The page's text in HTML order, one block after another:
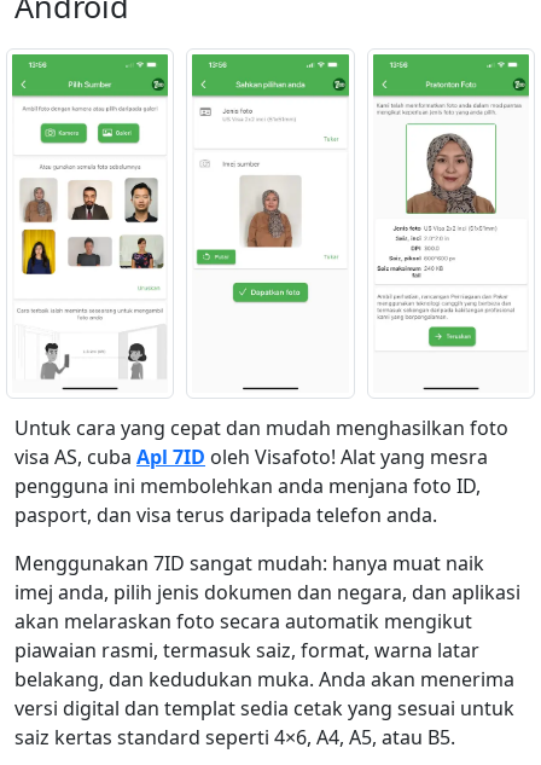
Untuk cara yang cepat dan mudah menghasilkan foto
visa AS, cuba Apl 7ID oleh Visafoto! Alat yang mesra
pengguna ini membolehkan anda menjana foto ID,
pasport, dan visa terus daripada telefon anda.
Menggunakan 7ID sangat mudah: hanya muat naik
imej anda, pilih jenis dokumen dan negara, dan aplikasi
akan melaraskan foto secara automatik mengikut
piawaian rasmi, termasuk saiz, format, warna latar
belakang, dan kedudukan muka. Anda akan menerima
versi digital dan templat sedia cetak yang sesuai untuk
saiz kertas standard seperti 4×6, A4, A5, atau B5.